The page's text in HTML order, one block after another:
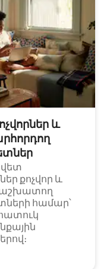
և
քոչվոր և
համար՝